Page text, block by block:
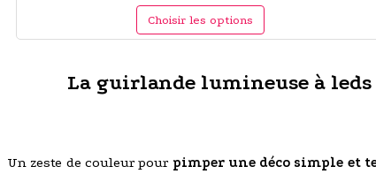
Choisir les options
La guirlande lumineuse à leds
Un zeste de couleur pour pimper une déco simple et